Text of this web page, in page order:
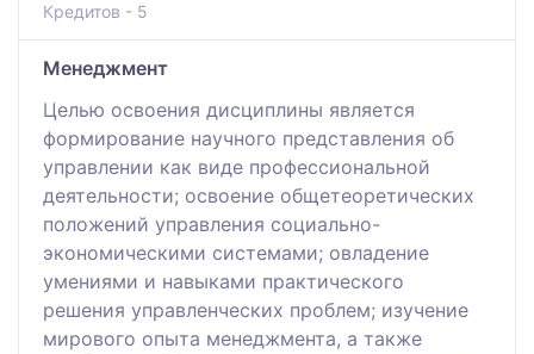
Кредитов - 5
Менеджмент
Целью освоения дисциплины является
формирование научного представления об
управлении как виде профессиональной
деятельности; освоение общетеоретических
положений управления социально-
экономическими системами; овладение
умениями и навыками практического
решения управленческих проблем; изучение
мирового опыта менеджмента, а также